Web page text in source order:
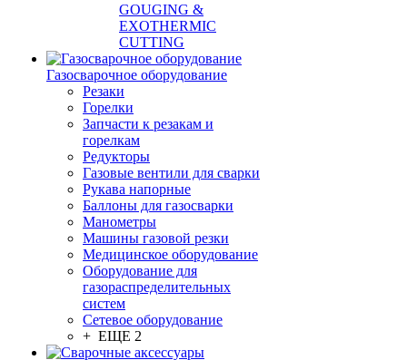
GOUGING &
EXOTHERMIC
CUTTING
Газосварочное оборудование
Резаки
Горелки
Запчасти к резакам и
горелкам
Редукторы
Газовые вентили для сварки
Рукава напорные
Баллоны для газосварки
Манометры
Машины газовой резки
Медицинское оборудование
Оборудование для
газораспределительных
систем
Сетевое оборудование
+ ЕЩЕ 2